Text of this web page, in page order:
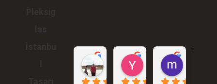
Gökhan Araçlı
1 yıl önce
Yunus Karakuş
2 yıl önce
murat